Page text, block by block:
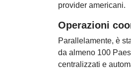
provider americani.
Operazioni
Parallelamente, è
da almeno 100
centralizzati e